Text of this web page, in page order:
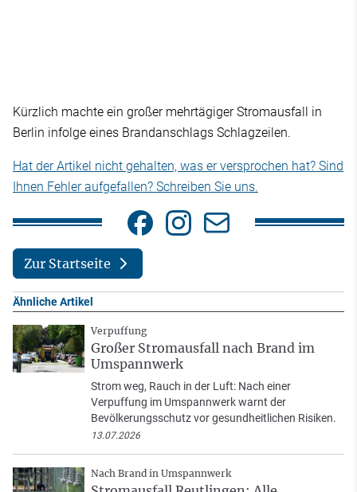
Kürzlich machte ein großer mehrtägiger Stromausfall in
Berlin infolge eines Brandanschlags Schlagzeilen.
Hat der Artikel nicht gehalten, was er versprochen hat? Sind
Ihnen Fehler aufgefallen? Schreiben Sie uns.
Zur Startseite
Ähnliche Artikel
Verpuffung
Großer Stromausfall nach Brand im
Umspannwerk
Strom weg, Rauch in der Luft: Nach einer
Verpuffung im Umspannwerk warnt der
Bevölkerungsschutz vor gesundheitlichen Risiken.
13.07.2026
Nach Brand in Umspannwerk